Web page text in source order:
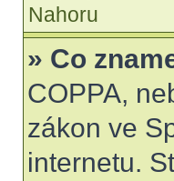
Nahoru
» Co
COPPA,
zákon ve
internetu.